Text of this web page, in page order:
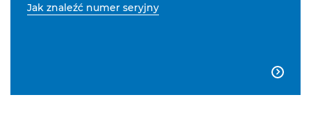
Jak znaleźć numer seryjny
